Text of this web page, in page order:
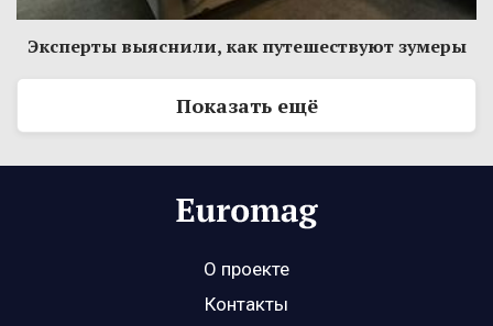
Эксперты выяснили, как путешествуют зумеры
Показать ещё
О проекте
Контакты